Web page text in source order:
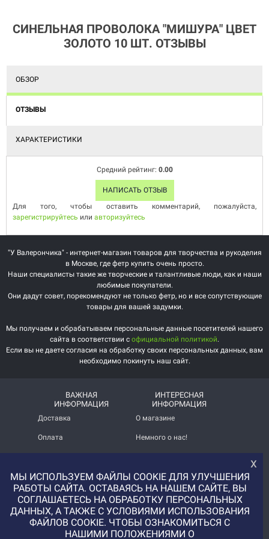
СИНЕЛЬНАЯ ПРОВОЛОКА "МИШУРА" ЦВЕТ
ЗОЛОТО 10 ШТ. ОТЗЫВЫ
ОБЗОР
ОТЗЫВЫ
ХАРАКТЕРИСТИКИ
Средний рейтинг: 0.00
НАПИСАТЬ ОТЗЫВ
Для того, чтобы оставить комментарий, пожалуйста,
зарегистрируйтесь или авторизуйтесь
"У Валерончика" - интернет-магазин товаров для творчества и рукоделия
в Москве, где фетр купить очень просто.
Наши специалисты такие же творческие и талантливые люди, как и наши
любимые покупатели.
Они дадут совет, порекомендуют не только фетр, но и все сопутствующие
товары для вашей задумки.
Мы получаем и обрабатываем персональные данные посетителей нашего
сайта в соответствии с официальной политикой.
Если вы не даете согласия на обработку своих персональных данных, вам
необходимо покинуть наш сайт.
ВАЖНАЯ
ИНФОРМАЦИЯ
Доставка
Оплата
Политика
конфиденциальности
ИНТЕРЕСНАЯ
ИНФОРМАЦИЯ
О магазине
Немного о нас!
Услуга печати на фетре
и вопросы АП
+7 (977) 329-12-08
info@uvaleronchika.ru
х
МЫ ИСПОЛЬЗУЕМ ФАЙЛЫ COOKIE ДЛЯ УЛУЧШЕНИЯ
РАБОТЫ САЙТА. ОСТАВАЯСЬ НА НАШЕМ САЙТЕ, ВЫ
СОГЛАШАЕТЕСЬ НА ОБРАБОТКУ ПЕРСОНАЛЬНЫХ
ДАННЫХ, А ТАКЖЕ С УСЛОВИЯМИ ИСПОЛЬЗОВАНИЯ
ФАЙЛОВ COOKIE. ЧТОБЫ ОЗНАКОМИТЬСЯ С
НАШИМИ ПОЛОЖЕНИЯМИ О